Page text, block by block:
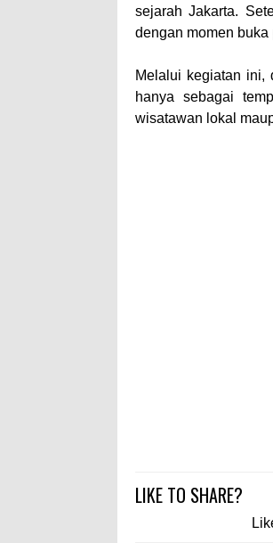
sejarah Jakarta.
dengan momen buka
Melalui kegiatan ini,
hanya sebagai
wisatawan lokal
LIKE TO SHARE?